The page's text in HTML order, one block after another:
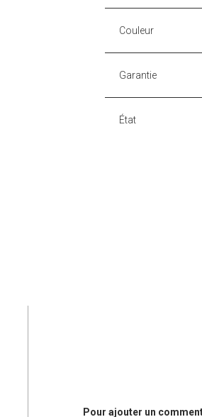
Couleur
Garantie
État
Pour ajouter un